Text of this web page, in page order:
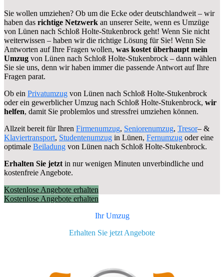
Sie wollen umziehen? Ob um die Ecke oder deutschlandweit – wir
haben das richtige Netzwerk an unserer Seite, wenn es Umzüge
von Lünen nach Schloß Holte-Stukenbrock geht! Wenn Sie nicht
weiterwissen – haben wir die richtige Lösung für Sie! Wenn Sie
Antworten auf Ihre Fragen wollen, was kostet überhaupt mein
Umzug von Lünen nach Schloß Holte-Stukenbrock – dann wählen
Sie sie uns, denn wir haben immer die passende Antwort auf Ihre
Fragen parat.
Ob ein Privatumzug von Lünen nach Schloß Holte-Stukenbrock
oder ein gewerblicher Umzug nach Schloß Holte-Stukenbrock, wir
helfen, damit Sie problemlos und stressfrei umziehen können.
Allzeit bereit für Ihren Firmenumzug, Seniorenumzug, Tresor– &
Klaviertransport, Studentenumzug in Lünen, Fernumzug oder eine
optimale Beiladung von Lünen nach Schloß Holte-Stukenbrock.
Erhalten Sie jetzt in nur wenigen Minuten unverbindliche und
kostenfreie Angebote.
Kostenlose Angebote erhalten
Kostenlose Angebote erhalten
Ihr Umzug
Erhalten Sie jetzt Angebote